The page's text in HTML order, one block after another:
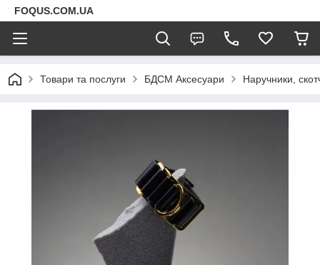
FOQUS.COM.UA
Товари та послуги БДСМ Аксесуари Наручники,